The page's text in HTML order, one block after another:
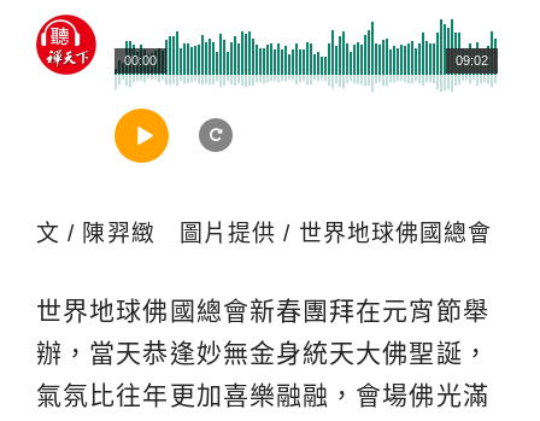
09:02
00:00
文 / 陳羿緻 圖片提供 / 世界地球佛國總會
世界地球佛國總會新春團拜在元宵節舉
辦，當天恭逢妙無金身統天大佛聖誕，
氣氛比往年更加喜樂融融，會場佛光滿